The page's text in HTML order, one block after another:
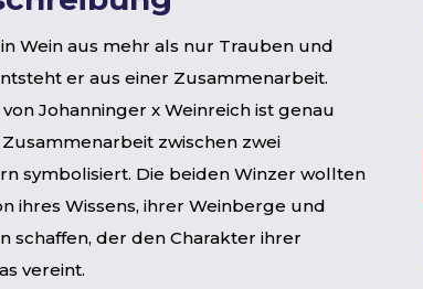
Wein aus mehr als nur Trauben und
er aus einer Zusammenarbeit.
Johanninger x Weinreich ist genau
Zusammenarbeit zwischen zwei
symbolisiert. Die beiden Winzer wollten
ihres Wissens, ihrer Weinberge und
schaffen, der den Charakter ihrer
vereint.